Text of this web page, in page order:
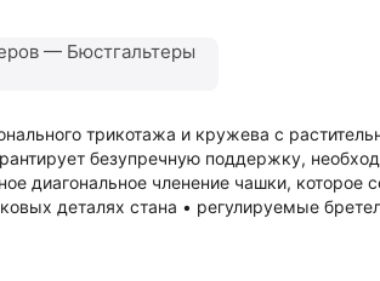
— Бюстгальтеры
трикотажа и кружева с
безупречную поддержку,
диагональное членение чашки, которое
деталях стана • регулируемые